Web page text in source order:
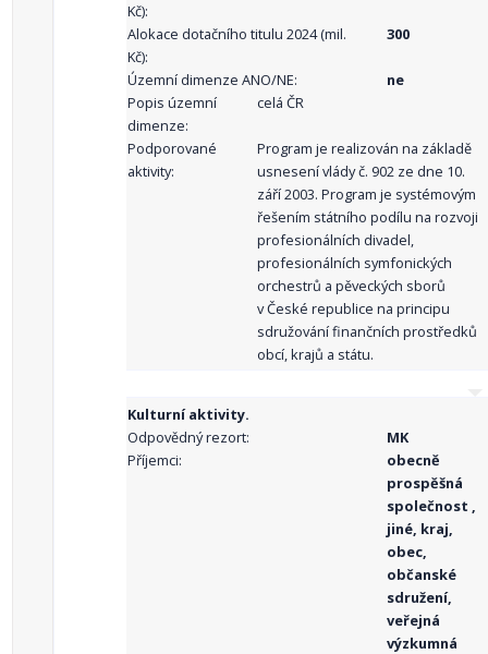
Kč):
Alokace dotačního titulu 2024 (mil.
Kč):
300
Územní dimenze ANO/NE:
ne
Popis územní
dimenze:
celá ČR
Podporované
aktivity:
Program je realizován na základě
usnesení vlády č. 902 ze dne 10.
září 2003. Program je systémovým
řešením státního podílu na rozvoji
profesionálních divadel,
profesionálních symfonických
orchestrů a pěveckých sborů
v České republice na principu
sdružování finančních prostředků
obcí, krajů a státu.
Kulturní aktivity.
Odpovědný rezort:
MK
Příjemci:
obecně
prospěšná
společnost ,
jiné, kraj,
obec,
občanské
sdružení,
veřejná
výzkumná